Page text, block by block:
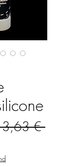
€ Prix